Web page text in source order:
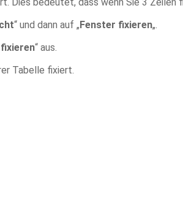
“ und dann auf „Fenster fixieren„.
“ aus.
Tabelle fixiert.